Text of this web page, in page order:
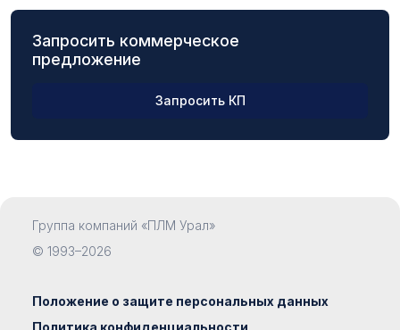
Запросить коммерческое
предложение
Запросить КП
Компания
Группа компаний «ПЛМ Урал»
© 1993–2026
Положение о защите персональных данных